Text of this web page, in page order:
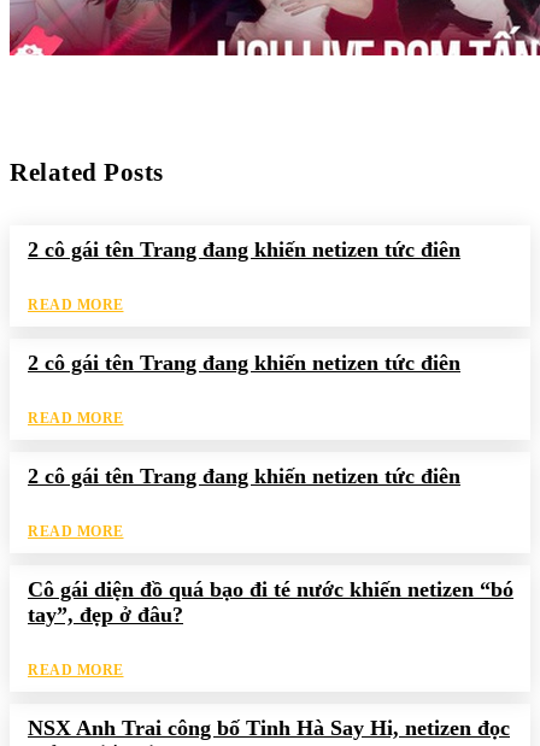
Related Posts
2 cô gái tên Trang đang khiến netizen tức điên
READ MORE
2 cô gái tên Trang đang khiến netizen tức điên
READ MORE
2 cô gái tên Trang đang khiến netizen tức điên
READ MORE
Cô gái diện đồ quá bạo đi té nước khiến netizen “bó
tay”, đẹp ở đâu?
READ MORE
NSX Anh Trai công bố Tinh Hà Say Hi, netizen đọc